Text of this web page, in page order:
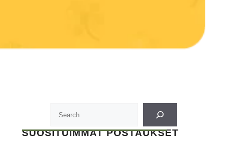
SUOSITUIMMAT POSTAUKSET